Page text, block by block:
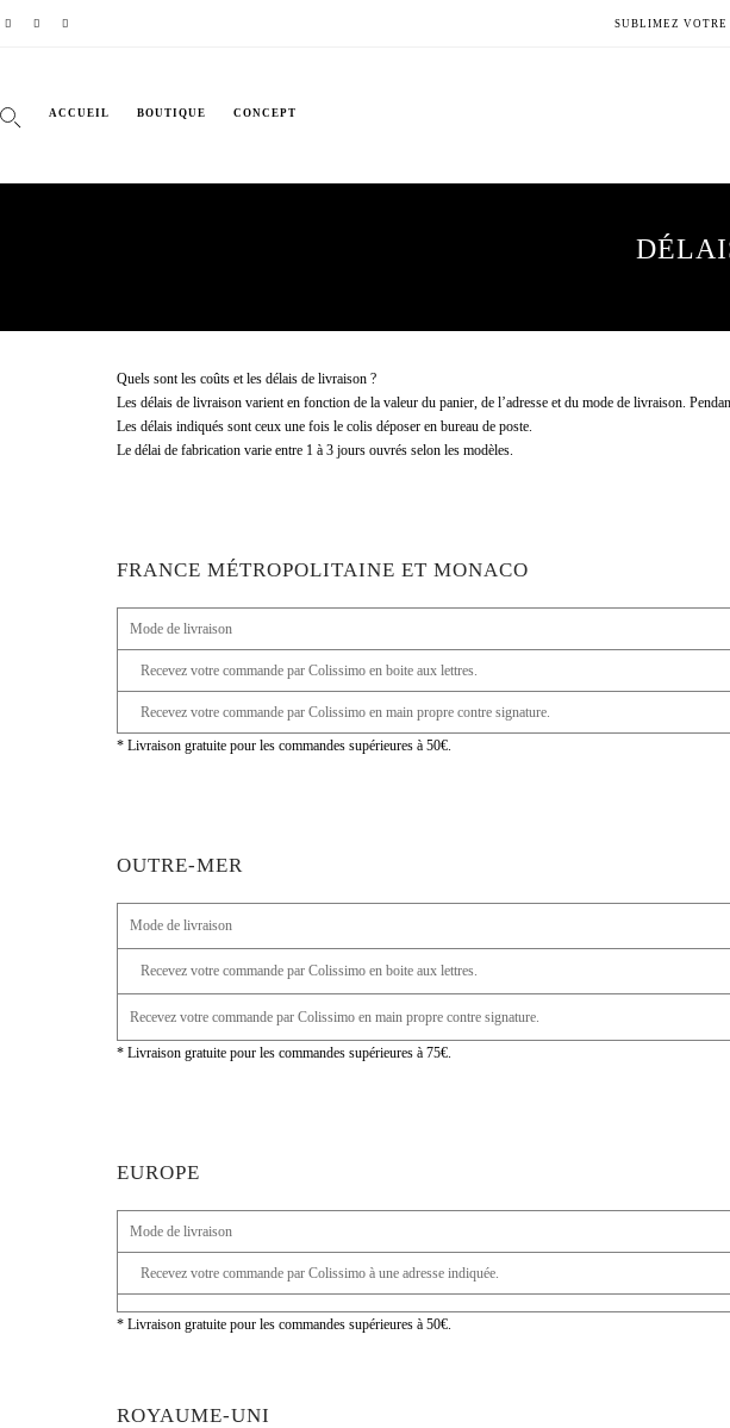
SUBLIMEZ
ACCUEIL BOUTIQUE CONCEPT
Quels sont les coûts et les délais de livraison ?
Les délais de livraison varient en fonction de la valeur du panier, de l’adresse et du mode de livraison.
Les délais indiqués sont ceux une fois le colis déposer en bureau de poste.
Le délai de fabrication varie entre 1 à 3 jours ouvrés selon les modèles.
FRANCE MÉTROPOLITAINE ET MONACO
Mode de livraison
Recevez votre commande par Colissimo en boite aux lettres.
Recevez votre commande par Colissimo en main propre contre signature.
* Livraison gratuite pour les commandes supérieures à 50€.
OUTRE-MER
Mode de livraison
Recevez votre commande par Colissimo en boite aux lettres.
Recevez votre commande par Colissimo en main propre contre signature.
* Livraison gratuite pour les commandes supérieures à 75€.
EUROPE
Mode de livraison
Recevez votre commande par Colissimo à une adresse indiquée.
* Livraison gratuite pour les commandes supérieures à 50€.
ROYAUME-UNI